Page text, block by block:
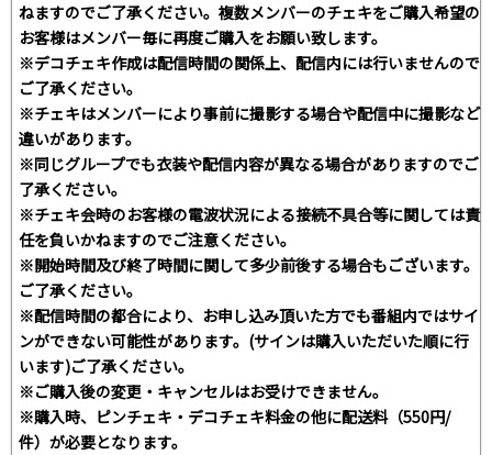
ねますのでご了承ください。複数メンバーのチェキをご購入希望の
お客様はメンバー毎に再度ご購入をお願い致します。
※デコチェキ作成は配信時間の関係上、配信内には行いませんので
ご了承ください。
※チェキはメンバーにより事前に撮影する場合や配信中に撮影など
違いがあります。
※同じグループでも衣装や配信内容が異なる場合がありますのでご
了承ください。
※チェキ会時のお客様の電波状況による接続不具合等に関しては責
任を負いかねますのでご注意ください。
※開始時間及び終了時間に関して多少前後する場合もございます。
ご了承ください。
※配信時間の都合により、お申し込み頂いた方でも番組内ではサイ
ンができない可能性があります。(サインは購入いただいた順に行
います)ご了承ください。
※ご購入後の変更・キャンセルはお受けできません。
※購入時、ピンチェキ・デコチェキ料金の他に配送料（550円/
件）が必要となります。